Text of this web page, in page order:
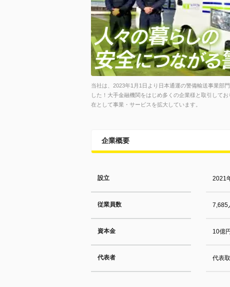
当社は、2023年1月1日より日本通運の警備輸送事業部
した！大手金融機関をはじめ多くの企業様と取引して
在として事業・サービスを拡大しています。
企業概要
設立 2021
従業員数 7,685
資本金 10億円
代表者 代表